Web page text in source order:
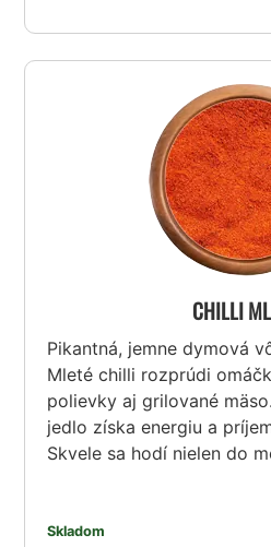
CHILLI
Pikantná, jemne dymová
Mleté chilli rozprúdi
polievky aj grilované
jedlo získa energiu a
Skvele sa hodí nielen do
Skladom